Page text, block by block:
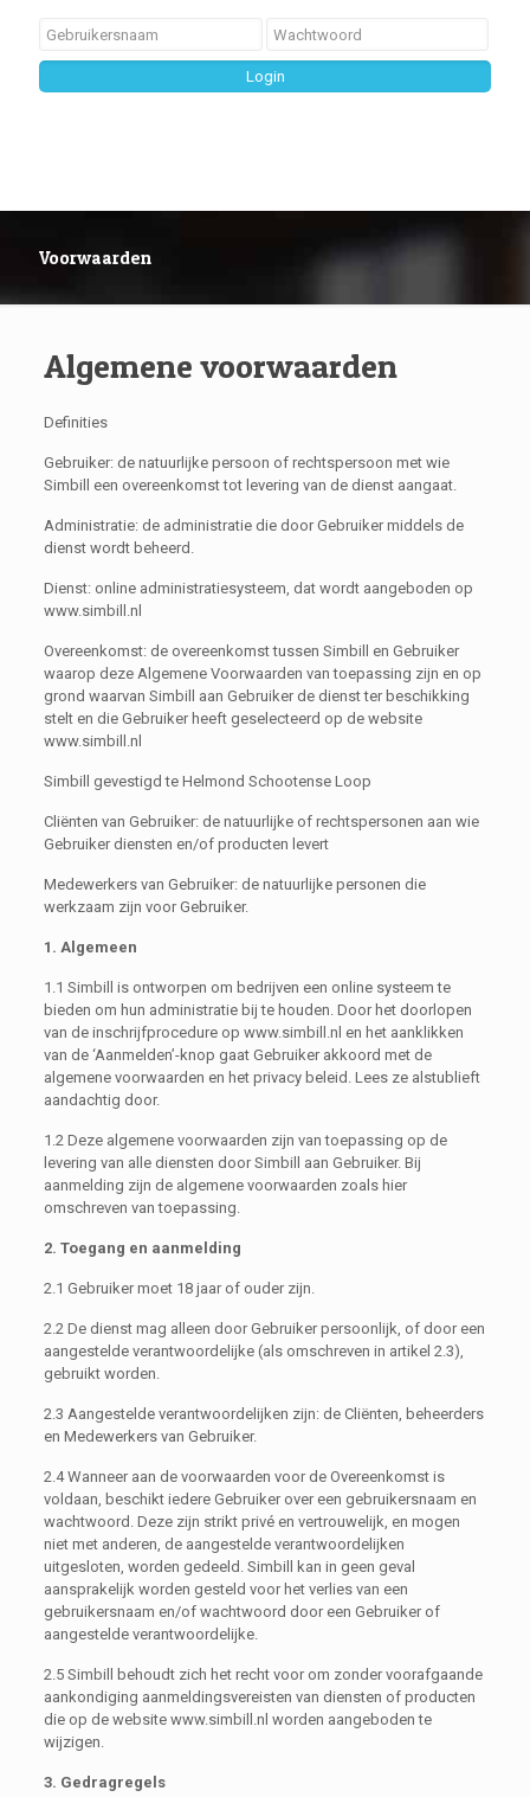
Voorwaarden
Algemene voorwaarden
Definities
Gebruiker: de natuurlijke persoon of rechtspersoon met wie
Simbill een overeenkomst tot levering van de dienst aangaat.
Administratie: de administratie die door Gebruiker middels de
dienst wordt beheerd.
Dienst: online administratiesysteem, dat wordt aangeboden op
www.simbill.nl
Overeenkomst: de overeenkomst tussen Simbill en Gebruiker
waarop deze Algemene Voorwaarden van toepassing zijn en op
grond waarvan Simbill aan Gebruiker de dienst ter beschikking
stelt en die Gebruiker heeft geselecteerd op de website
www.simbill.nl
Simbill gevestigd te Helmond Schootense Loop
Cliënten van Gebruiker: de natuurlijke of rechtspersonen aan wie
Gebruiker diensten en/of producten levert
Medewerkers van Gebruiker: de natuurlijke personen die
werkzaam zijn voor Gebruiker.
1. Algemeen
1.1 Simbill is ontworpen om bedrijven een online systeem te
bieden om hun administratie bij te houden. Door het doorlopen
van de inschrijfprocedure op www.simbill.nl en het aanklikken
van de ‘Aanmelden’-knop gaat Gebruiker akkoord met de
algemene voorwaarden en het privacy beleid. Lees ze alstublieft
aandachtig door.
1.2 Deze algemene voorwaarden zijn van toepassing op de
levering van alle diensten door Simbill aan Gebruiker. Bij
aanmelding zijn de algemene voorwaarden zoals hier
omschreven van toepassing.
2. Toegang en aanmelding
2.1 Gebruiker moet 18 jaar of ouder zijn.
2.2 De dienst mag alleen door Gebruiker persoonlijk, of door een
aangestelde verantwoordelijke (als omschreven in artikel 2.3),
gebruikt worden.
2.3 Aangestelde verantwoordelijken zijn: de Cliënten, beheerders
en Medewerkers van Gebruiker.
2.4 Wanneer aan de voorwaarden voor de Overeenkomst is
voldaan, beschikt iedere Gebruiker over een gebruikersnaam en
wachtwoord. Deze zijn strikt privé en vertrouwelijk, en mogen
niet met anderen, de aangestelde verantwoordelijken
uitgesloten, worden gedeeld. Simbill kan in geen geval
aansprakelijk worden gesteld voor het verlies van een
gebruikersnaam en/of wachtwoord door een Gebruiker of
aangestelde verantwoordelijke.
2.5 Simbill behoudt zich het recht voor om zonder voorafgaande
aankondiging aanmeldingsvereisten van diensten of producten
die op de website www.simbill.nl worden aangeboden te
wijzigen.
3. Gedragregels